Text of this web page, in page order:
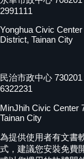
2991111
Yonghua Civic
District, Tainan City
民治市政中心
6322231
MinJhih Civic Center
Tainan City
為提供使用者有文書
式，建議您安裝免費